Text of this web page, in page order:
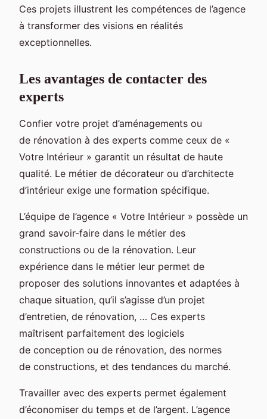
Ces projets illustrent les compétences de l’agence
à transformer des visions en réalités
exceptionnelles.
Les avantages de contacter des
experts
Confier votre projet d’aménagements ou
de rénovation à des experts comme ceux de «
Votre Intérieur » garantit un résultat de haute
qualité. Le métier de décorateur ou d’architecte
d’intérieur exige une formation spécifique.
L’équipe de l’agence « Votre Intérieur » possède un
grand savoir-faire dans le métier des
constructions ou de la rénovation. Leur
expérience dans le métier leur permet de
proposer des solutions innovantes et adaptées à
chaque situation, qu’il s’agisse d’un projet
d’entretien, de rénovation, … Ces experts
maîtrisent parfaitement des logiciels
de conception ou de rénovation, des normes
de constructions, et des tendances du marché.
Travailler avec des experts permet également
d’économiser du temps et de l’argent. L’agence